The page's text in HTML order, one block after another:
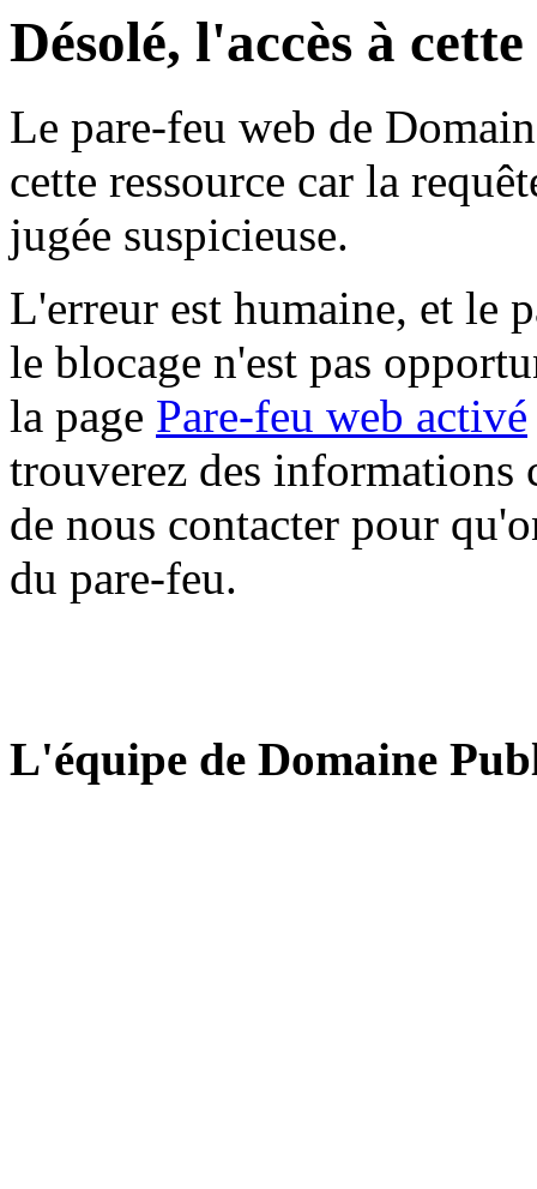
Désolé, l'accès à
Le pare-feu web de
cette ressource car la
jugée suspicieuse.
L'erreur est humaine, et le
le blocage n'est pas
la page Pare-feu web activé
trouverez des informations
de nous contacter pour
du pare-feu.
L'équipe de Domaine